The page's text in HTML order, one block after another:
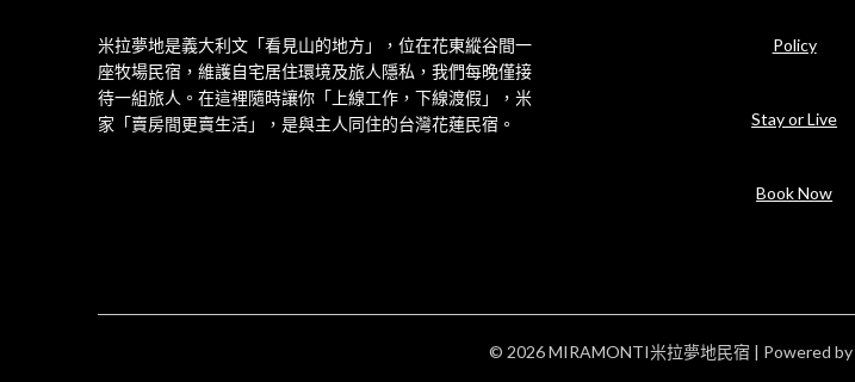
米拉夢地是義大利文「看見山的地方」，位在花東縱谷間一
座牧場民宿，維護自宅居住環境及旅人隱私，我們每晚僅接
待一組旅人。在這裡隨時讓你「上線工作，下線渡假」，米
家「賣房間更賣生活」，是與主人同住的台灣花蓮民宿。
Policy
Stay or Live
Book Now
© 2026 MIRAMONTI米拉夢地民宿 | Powered by